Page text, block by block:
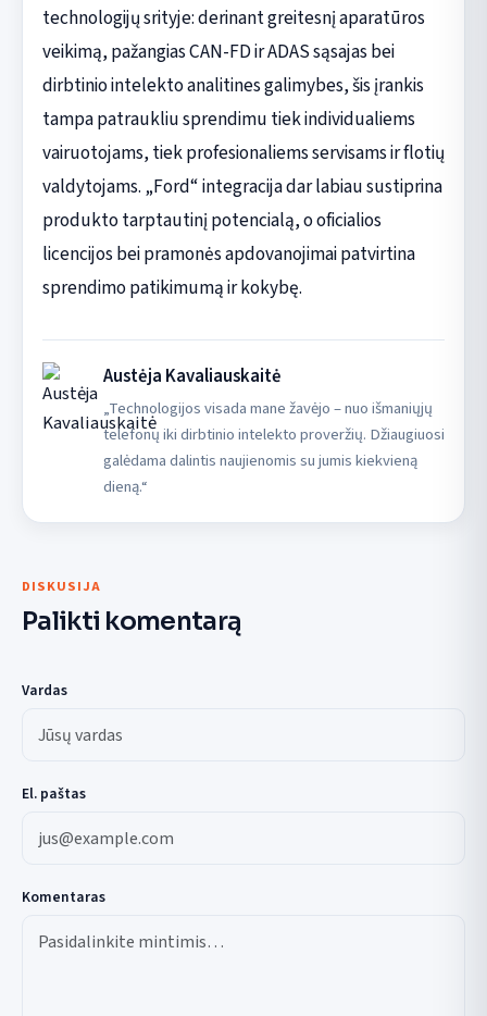
technologijų srityje: derinant greitesnį aparatūros
veikimą, pažangias CAN-FD ir ADAS sąsajas bei
dirbtinio intelekto analitines galimybes, šis įrankis
tampa patraukliu sprendimu tiek individualiems
vairuotojams, tiek profesionaliems servisams ir flotių
valdytojams. „Ford“ integracija dar labiau sustiprina
produkto tarptautinį potencialą, o oficialios
licencijos bei pramonės apdovanojimai patvirtina
sprendimo patikimumą ir kokybę.
Austėja Kavaliauskaitė
„Technologijos visada mane žavėjo – nuo išmaniųjų
telefonų iki dirbtinio intelekto proveržių. Džiaugiuosi
galėdama dalintis naujienomis su jumis kiekvieną
dieną.“
DISKUSIJA
Palikti komentarą
Vardas
El. paštas
Komentaras